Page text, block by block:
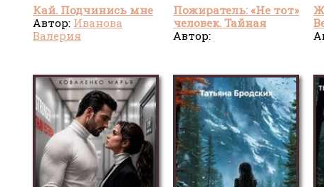
Кай. Подчинись мне
Автор: Иванова
Валерия
Пожиратель: «Не тот»
человек. Тайная
жизнь города. Клан,
Автор: